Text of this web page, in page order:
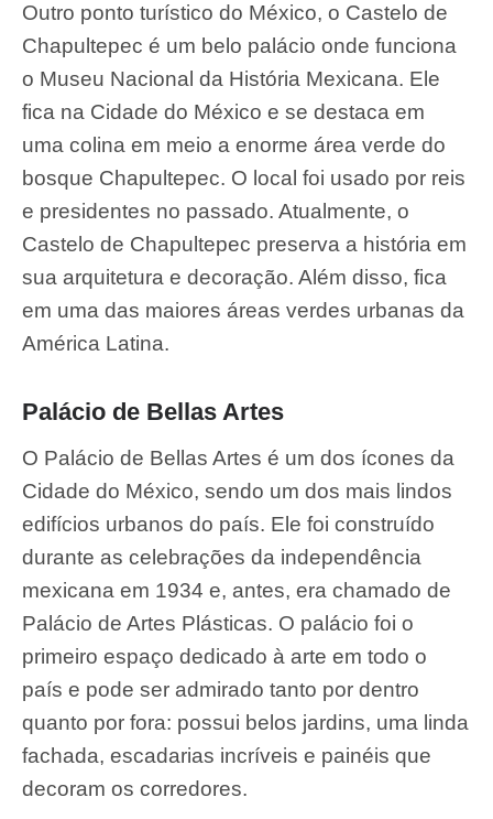
Outro ponto turístico do México, o Castelo de
Chapultepec é um belo palácio onde funciona
o Museu Nacional da História Mexicana. Ele
fica na Cidade do México e se destaca em
uma colina em meio a enorme área verde do
bosque Chapultepec. O local foi usado por reis
e presidentes no passado. Atualmente, o
Castelo de Chapultepec preserva a história em
sua arquitetura e decoração. Além disso, fica
em uma das maiores áreas verdes urbanas da
América Latina.
Palácio de Bellas Artes
O Palácio de Bellas Artes é um dos ícones da
Cidade do México, sendo um dos mais lindos
edifícios urbanos do país. Ele foi construído
durante as celebrações da independência
mexicana em 1934 e, antes, era chamado de
Palácio de Artes Plásticas. O palácio foi o
primeiro espaço dedicado à arte em todo o
país e pode ser admirado tanto por dentro
quanto por fora: possui belos jardins, uma linda
fachada, escadarias incríveis e painéis que
decoram os corredores.